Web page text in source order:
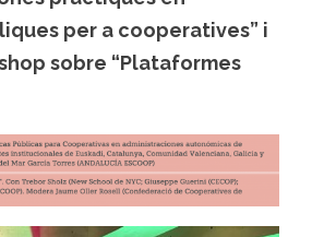
per a cooperatives” i
sobre “Plataformes